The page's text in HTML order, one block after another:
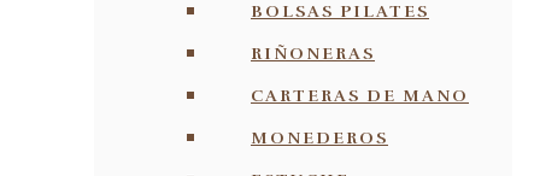
BOLSAS PILATES
RIÑONERAS
CARTERAS DE MANO
MONEDEROS